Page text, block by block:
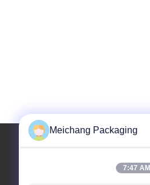
Meichang Packaging
7:47 AM